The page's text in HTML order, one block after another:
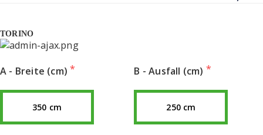
TORINO
A - Breite (cm)
350 cm
B - Ausfall (cm)
250 cm